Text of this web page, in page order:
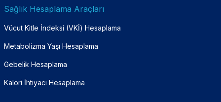
Sağlık Hesaplama Araçları
Vücut Kitle İndeksi (VKİ) Hesaplama
Metabolizma Yaşı Hesaplama
Gebelik Hesaplama
Kalori İhtiyacı Hesaplama